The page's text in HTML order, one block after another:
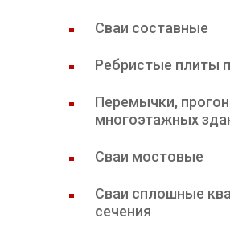
Сваи составные
Ребристые плиты
Перемычки,
многоэтажных
Сваи мостовые
Сваи сплошные
сечения